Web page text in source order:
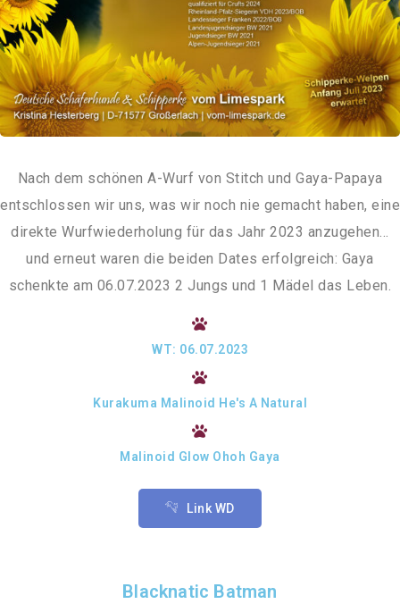
Nach dem schönen A-Wurf von Stitch und Gaya-Papaya
entschlossen wir uns, was wir noch nie gemacht haben, eine
direkte Wurfwiederholung für das Jahr 2023 anzugehen…
und erneut waren die beiden Dates erfolgreich: Gaya
schenkte am 06.07.2023 2 Jungs und 1 Mädel das Leben.
WT: 06.07.2023
Kurakuma Malinoid He's A Natural
Malinoid Glow Ohoh Gaya
Link WD
Blacknatic Batman